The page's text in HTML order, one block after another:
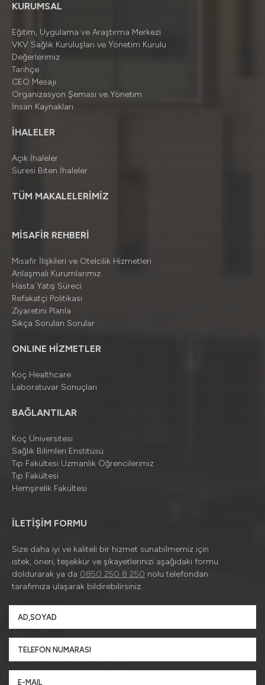
KURUMSAL
Eğitim, Uygulama ve Araştırma Merkezi
VKV Sağlık Kuruluşları ve Yönetim Kurulu
Değerlerimiz
Tarihçe
CEO Mesajı
Organizasyon Şeması ve Yönetim
İnsan Kaynakları
İHALELER
Açık İhaleler
Süresi Biten İhaleler
TÜM MAKALELERİMİZ
MİSAFİR REHBERİ
Misafir İlişkileri ve Otelcilik Hizmetleri
Anlaşmalı Kurumlarımız
Hasta Yatış Süreci
Refakatçi Politikası
Ziyaretini Planla
Sıkça Sorulan Sorular
ONLINE HİZMETLER
Koç Healthcare
Laboratuvar Sonuçları
BAĞLANTILAR
Koç Üniversitesi
Sağlık Bilimleri Enstitüsü
Tıp Fakültesi Uzmanlık Öğrencilerimiz
Tıp Fakültesi
Hemşirelik Fakültesi
İLETİŞİM FORMU
Size daha iyi ve kaliteli bir hizmet sunabilmemiz için
istek, öneri, teşekkür ve şikayetlerinizi aşağıdaki formu
doldurarak ya da 0850 250 8 250 nolu telefondan
tarafımıza ulaşarak bildirebilirsiniz.